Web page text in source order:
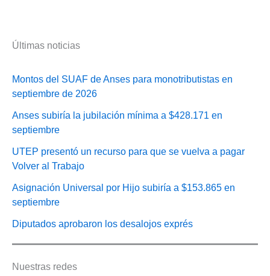
Últimas noticias
Montos del SUAF de Anses para monotributistas en
septiembre de 2026
Anses subiría la jubilación mínima a $428.171 en
septiembre
UTEP presentó un recurso para que se vuelva a pagar
Volver al Trabajo
Asignación Universal por Hijo subiría a $153.865 en
septiembre
Diputados aprobaron los desalojos exprés
Nuestras redes